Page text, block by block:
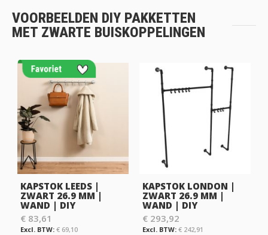
VOORBEELDEN DIY PAKKETTEN
MET ZWARTE BUISKOPPELINGEN
KAPSTOK LEEDS |
ZWART 26.9 MM |
WAND | DIY
€ 83,61
€ 69,10
KAPSTOK LONDON |
ZWART 26.9 MM |
WAND | DIY
€ 293,92
€ 242,91